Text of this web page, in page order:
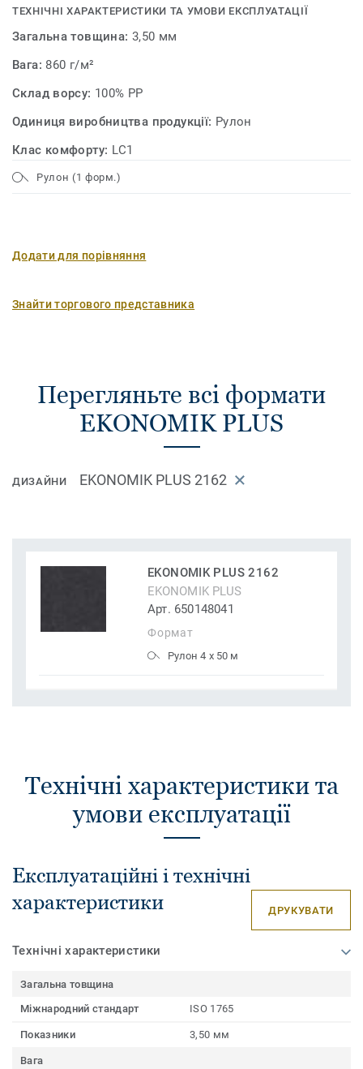
ТЕХНІЧНІ ХАРАКТЕРИСТИКИ ТА УМОВИ ЕКСПЛУАТАЦІЇ
Загальна товщина: 3,50 мм
Вага: 860 г/м²
Склад ворсу: 100% PP
Одиниця виробництва продукції: Рулон
Клас комфорту: LC1
Рулон (1 форм.)
Додати для порівняння
Знайти торгового представника
Перегляньте всі формати
EKONOMIK PLUS
ДИЗАЙНИ EKONOMIK PLUS 2162
EKONOMIK PLUS 2162
EKONOMIK PLUS
Арт. 650148041
Формат
Рулон 4 x 50 м
Технічні характеристики та
умови експлуатації
Експлуатаційні і технічні
характеристики
ДРУКУВАТИ
Технічні характеристики
Загальна товщина
Міжнародний стандарт
ISO 1765
Показники 3,50 мм
Вага